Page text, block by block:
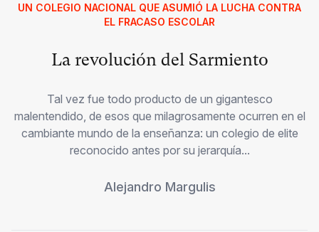
UN COLEGIO NACIONAL QUE ASUMIÓ LA LUCHA CONTRA
EL FRACASO ESCOLAR
La revolución del Sarmiento
Tal vez fue todo producto de un gigantesco
malentendido, de esos que milagrosamente ocurren en el
cambiante mundo de la enseñanza: un colegio de elite
reconocido antes por su jerarquía...
Alejandro Margulis